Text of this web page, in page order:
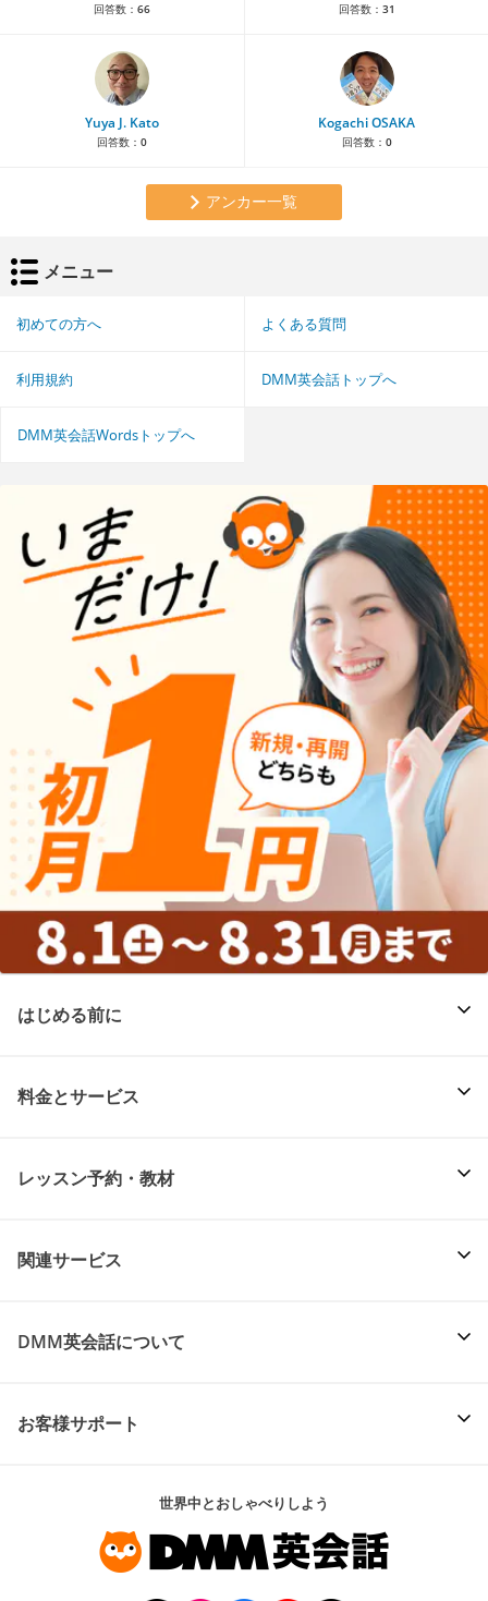
回答数： 66 回答数： 31
Yuya J. Kato
回答数： 0
Kogachi OSAKA
回答数： 0
アンカー一覧
メニュー
初めての方へ よくある質問
利用規約 DMM英会話トップへ
DMM英会話Wordsトップへ
はじめる前に
料金とサービス
レッスン予約・教材
関連サービス
DMM英会話について
お客様サポート
世界中とおしゃべりしよう